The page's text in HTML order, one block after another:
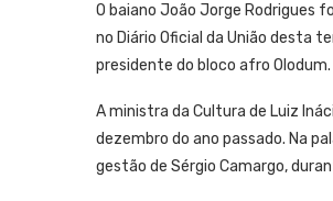
O baiano João Jorge Rodrigues
no Diário Oficial da União desta
presidente do bloco afro Olodum.
A ministra da Cultura de Luiz
dezembro do ano passado. Na
gestão de Sérgio Camargo,